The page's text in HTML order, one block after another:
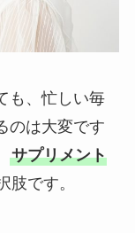
も、忙しい毎
のは大変です
サプリメント
肢です。